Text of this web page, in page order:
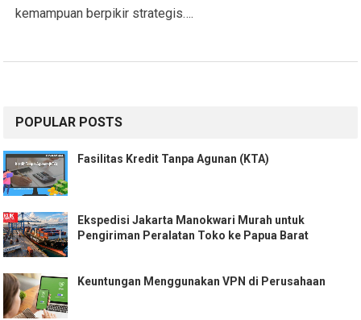
kemampuan berpikir strategis….
POPULAR POSTS
Fasilitas Kredit Tanpa Agunan (KTA)
Ekspedisi Jakarta Manokwari Murah untuk
Pengiriman Peralatan Toko ke Papua Barat
Keuntungan Menggunakan VPN di Perusahaan